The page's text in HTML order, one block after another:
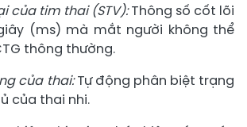
của tim thai (STV):Thông số cốt lõi
(ms) mà mắt người không thể
thông thường.
của thai:Tự động phân biệt trạng
của thai nhi.